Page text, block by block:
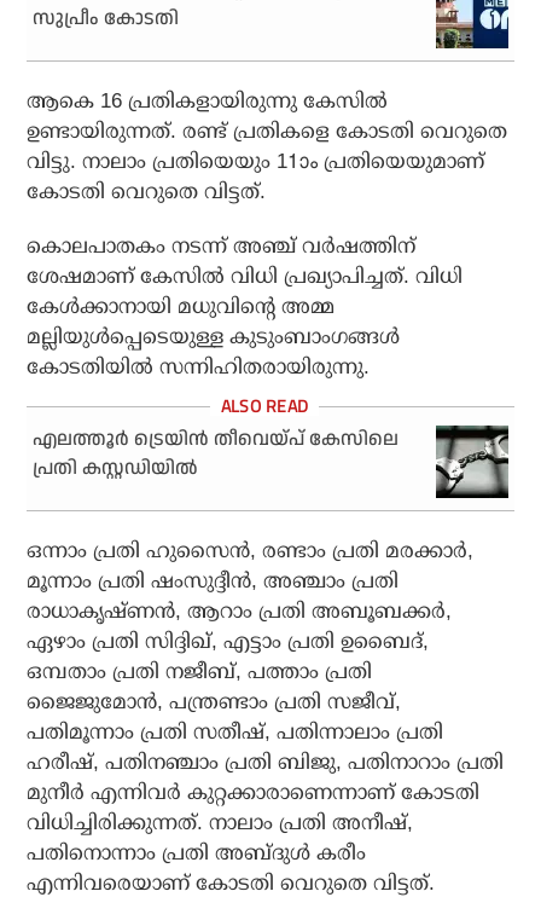
സുപ്രീം കോടതി
ആകെ 16 പ്രതികളായിരുന്നു കേസില്‍
ഉണ്ടായിരുന്നത്. രണ്ട് പ്രതികളെ കോടതി വെറുതെ
വിട്ടു. നാലാം പ്രതിയെയും 11ാം പ്രതിയെയുമാണ്
കോടതി വെറുതെ വിട്ടത്.
കൊലപാതകം നടന്ന് അഞ്ച് വര്‍ഷത്തിന്
ശേഷമാണ് കേസില്‍ വിധി പ്രഖ്യാപിച്ചത്. വിധി
കേള്‍ക്കാനായി മധുവിന്റെ അമ്മ
മല്ലിയുള്‍പ്പെടെയുള്ള കുടുംബാംഗങ്ങള്‍
കോടതിയില്‍ സന്നിഹിതരായിരുന്നു.
എലത്തൂര്‍ ട്രെയിന്‍ തീവെയ്പ് കേസിലെ
പ്രതി കസ്റ്റഡിയില്‍
ഒന്നാം പ്രതി ഹുസൈന്‍, രണ്ടാം പ്രതി മരക്കാര്‍,
മൂന്നാം പ്രതി ഷംസുദ്ദീന്‍, അഞ്ചാം പ്രതി
രാധാകൃഷ്ണന്‍, ആറാം പ്രതി അബൂബക്കര്‍,
ഏഴാം പ്രതി സിദ്ദിഖ്, എട്ടാം പ്രതി ഉബൈദ്,
ഒമ്പതാം പ്രതി നജീബ്, പത്താം പ്രതി
ജൈജുമോന്‍, പന്ത്രണ്ടാം പ്രതി സജീവ്,
പതിമൂന്നാം പ്രതി സതീഷ്, പതിന്നാലാം പ്രതി
ഹരീഷ്, പതിനഞ്ചാം പ്രതി ബിജു, പതിനാറാം പ്രതി
മുനീര്‍ എന്നിവര്‍ കുറ്റക്കാരാണെന്നാണ് കോടതി
വിധിച്ചിരിക്കുന്നത്. നാലാം പ്രതി അനീഷ്,
പതിനൊന്നാം പ്രതി അബ്ദുള്‍ കരീം
എന്നിവരെയാണ് കോടതി വെറുതെ വിട്ടത്.